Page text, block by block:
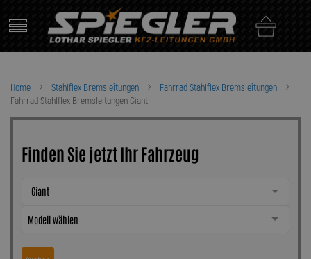
content
Home Stahlflex Bremsleitungen
Fahrrad Stahlflex Bremsleitungen
Fahrrad Stahlflex Bremsleitungen Giant
Finden Sie jetzt Ihr Fahrzeug
Giant
Modell wählen